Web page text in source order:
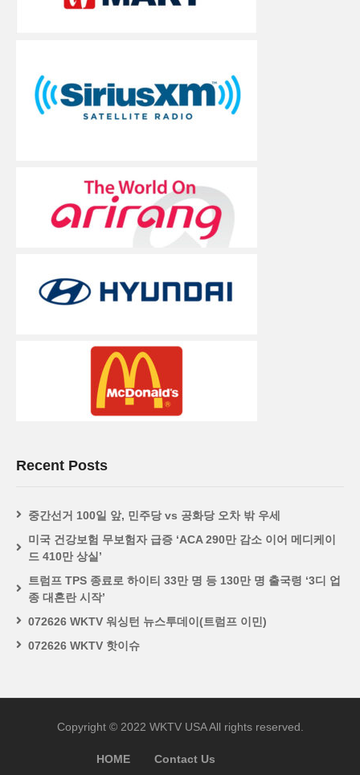
Recent Posts
중간선거 100일 앞, 민주당 vs 공화당 오차 밖 우세
미국 건강보험 무보험자 급증 ‘ACA 290만 감소 이어 메디케이
드 410만 상실’
트럼프 TPS 종료로 하이티 33만 명 등 130만 명 출국령 ‘3디 업
종 대혼란 시작’
072626 WKTV 워싱턴 뉴스투데이(트럼프 이민)
072626 WKTV 핫이슈
Copyright © 2022 WKTV USA All rights reserved.
HOME Contact Us